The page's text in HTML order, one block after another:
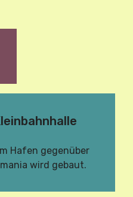
Hafen gegenüber
wird gebaut.